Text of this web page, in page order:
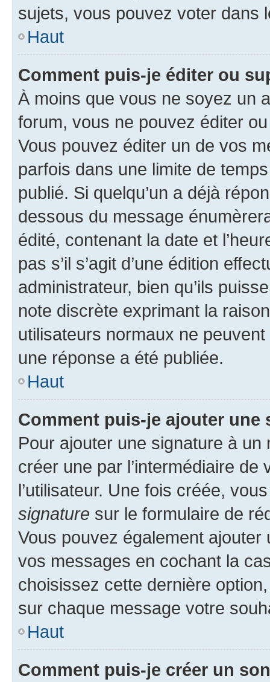
sujets, vous pouvez voter dans
Haut
Comment puis-je éditer ou
À moins que vous ne soyez un
forum, vous ne pouvez éditer
Vous pouvez éditer un de vos
parfois dans une limite de
publié. Si quelqu’un a déjà
dessous du message
édité, contenant la date et
pas s’il s’agit d’une édition
administrateur, bien qu’ils
note discrète exprimant la
utilisateurs normaux ne
une réponse a été publiée.
Haut
Comment puis-je ajouter une
Pour ajouter une signature à un
créer une par l’intermédiaire
l’utilisateur. Une fois créée,
signature sur le formulaire de
Vous pouvez également
vos messages en cochant la
choisissez cette dernière
sur chaque message votre
Haut
Comment puis-je créer un